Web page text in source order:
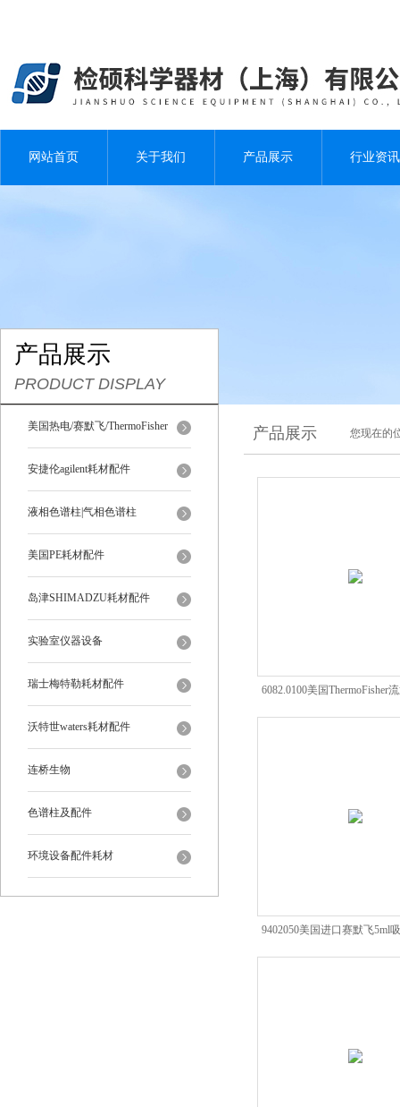
网站首页 关于我们 产品展示 行业资讯
产品展示
PRODUCT DISPLAY
美国热电/赛默飞/ThermoFisher
安捷伦agilent耗材配件
液相色谱柱|气相色谱柱
美国PE耗材配件
岛津SHIMADZU耗材配件
实验室仪器设备
瑞士梅特勒耗材配件
沃特世waters耗材配件
连桥生物
色谱柱及配件
环境设备配件耗材
产品展示 您现在的
6082.0100美国ThermoFisher
色谱耗材配件
9402050美国进口赛默飞5ml
谱耗材配件